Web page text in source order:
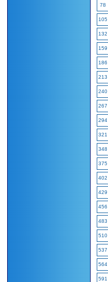
78
105
132
159
186
213
240
267
294
321
348
375
402
429
456
483
510
537
564
591